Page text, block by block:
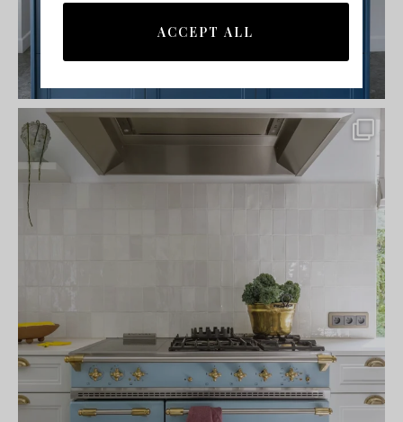
ACCEPT ALL